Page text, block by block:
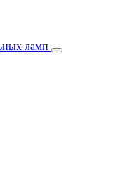
ламп